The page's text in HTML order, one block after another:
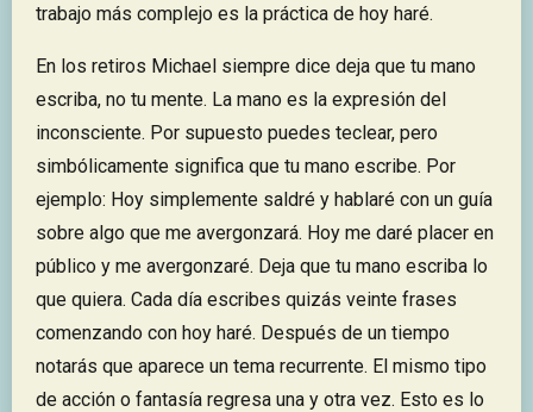
trabajo más complejo es la práctica de hoy haré.
En los retiros Michael siempre dice deja que tu mano
escriba, no tu mente. La mano es la expresión del
inconsciente. Por supuesto puedes teclear, pero
simbólicamente significa que tu mano escribe. Por
ejemplo: Hoy simplemente saldré y hablaré con un guía
sobre algo que me avergonzará. Hoy me daré placer en
público y me avergonzaré. Deja que tu mano escriba lo
que quiera. Cada día escribes quizás veinte frases
comenzando con hoy haré. Después de un tiempo
notarás que aparece un tema recurrente. El mismo tipo
de acción o fantasía regresa una y otra vez. Esto es lo